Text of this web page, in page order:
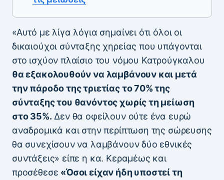
«Αυτό με λίγα λόγια σημαίνει ότι όλοι οι
δικαιούχοι σύνταξης χηρείας που υπάγονται
στο ισχύον πλαίσιο του νόμου Κατρούγκαλου
θα εξακολουθούν να λαμβάνουν και μετά
την πάροδο της τριετίας το 70% της
σύνταξης του θανόντος χωρίς τη μείωση
στο 35%. Δεν θα οφείλουν ούτε ένα ευρώ
αναδρομικά και στην περίπτωση της σώρευσης
θα συνεχίσουν να λαμβάνουν δύο εθνικές
συντάξεις» είπε η κα. Κεραμέως και
προσέθεσε «Όσοι είχαν ήδη υποστεί τη